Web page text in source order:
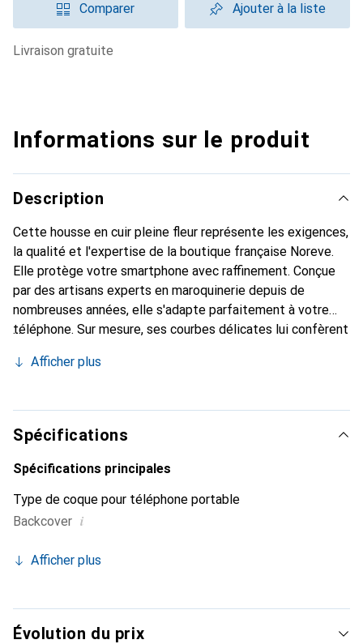
Comparer Ajouter à la liste
livraison gratuite
Informations sur le produit
Description
Cette housse en cuir pleine fleur représente les exigences,
la qualité et l'expertise de la boutique française Noreve.
Elle protège votre smartphone avec raffinement. Conçue
par des artisans experts en maroquinerie depuis de
nombreuses années, elle s'adapte parfaitement à votre
téléphone. Sur mesure, ses courbes délicates lui confèrent
chic et essentiel pour votre smartphone. Reconnaître
marque Noreve est un choix sûr pour une clientèle
exigeante.
Afficher plus
Spécifications
Spécifications principales
Type de coque pour téléphone portable
Backcover i
Afficher plus
Évolution du prix